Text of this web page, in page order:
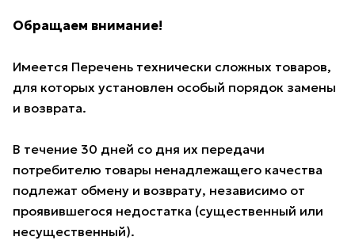
Обращаем внимание!
Имеется Перечень технически сложных товаров,
для которых установлен особый порядок замены
и возврата.
В течение 30 дней со дня их передачи
потребителю товары ненадлежащего качества
подлежат обмену и возврату, независимо от
проявившегося недостатка (существенный или
несущественный).